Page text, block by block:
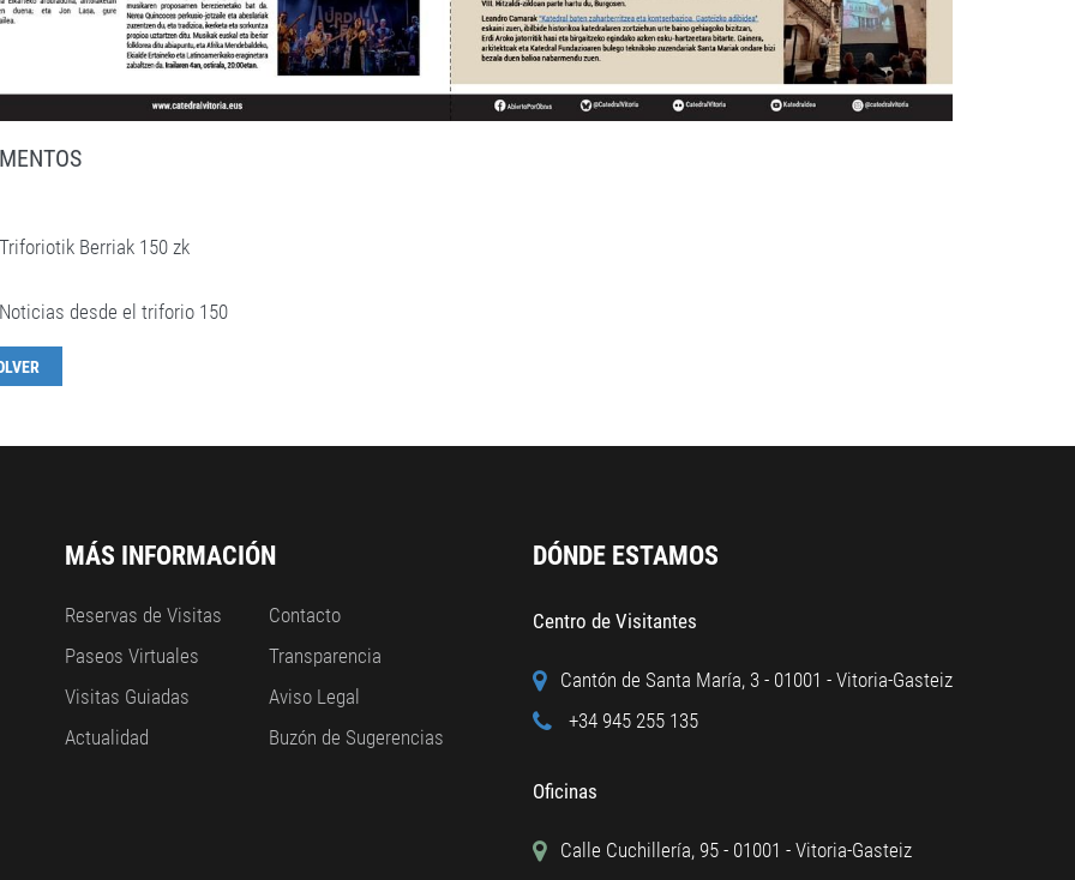
Berriak 150 zk
desde el triforio 150
MÁS INFORMACIÓN
Reservas de Visitas
Paseos Virtuales
Visitas Guiadas
Actualidad
Contacto
Transparencia
Aviso Legal
Buzón de Sugerencias
DÓNDE ESTAMOS
Centro de Visitantes
Cantón de Santa María, 3 - 01001 - Vitoria-Gasteiz
+34 945 255 135
Oficinas
Calle Cuchillería, 95 - 01001 - Vitoria-Gasteiz